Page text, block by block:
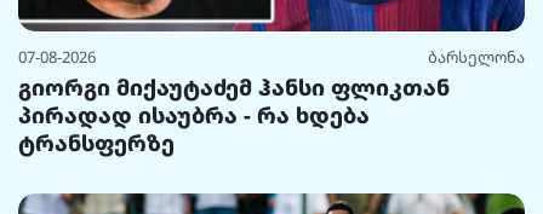
07-08-2026 ბარსელონა
გიორგი მიქაუტაძემ ჰანსი ფლიკთან
პირადად ისაუბრა - რა ხდება
ტრანსფერზე